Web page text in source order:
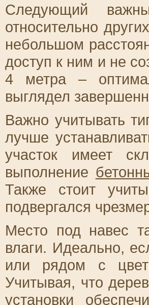
Следующий
относительно
небольшом
доступ к ним и не
4 метра –
выглядел
Важно учитывать
лучше
участок имеет
выполнение
Также стоит
подвергался
Место под навес
влаги. Идеально,
или рядом с
Учитывая, что
установки